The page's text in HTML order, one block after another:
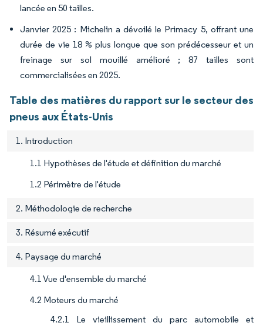
lancée en 50 tailles.
Janvier 2025 : Michelin a dévoilé le Primacy 5, offrant une
durée de vie 18 % plus longue que son prédécesseur et un
freinage sur sol mouillé amélioré ; 87 tailles sont
commercialisées en 2025.
Table des matières du rapport sur le secteur des
pneus aux États-Unis
1. Introduction
1.1 Hypothèses de l'étude et définition du marché
1.2 Périmètre de l'étude
2. Méthodologie de recherche
3. Résumé exécutif
4. Paysage du marché
4.1 Vue d'ensemble du marché
4.2 Moteurs du marché
4.2.1 Le vieillissement du parc automobile et